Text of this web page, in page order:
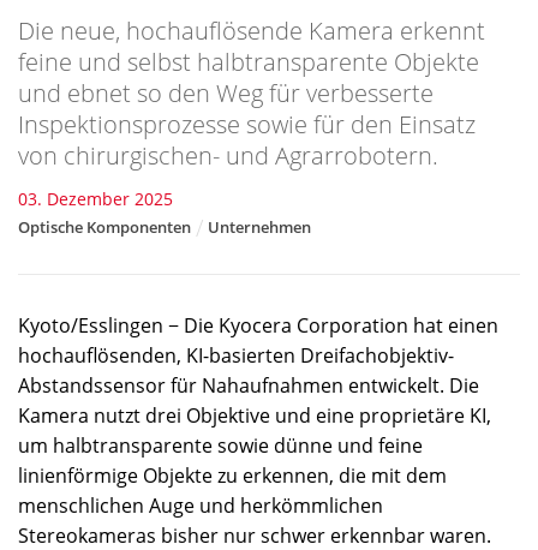
Die neue, hochauflösende Kamera erkennt
feine und selbst halbtransparente Objekte
und ebnet so den Weg für verbesserte
Inspektionsprozesse sowie für den Einsatz
von chirurgischen- und Agrarrobotern.
03. Dezember 2025
Optische Komponenten Unternehmen
Kyoto/Esslingen − Die Kyocera Corporation hat einen
hochauflösenden, KI-basierten Dreifachobjektiv-
Abstandssensor für Nahaufnahmen entwickelt. Die
Kamera nutzt drei Objektive und eine proprietäre KI,
um halbtransparente sowie dünne und feine
linienförmige Objekte zu erkennen, die mit dem
menschlichen Auge und herkömmlichen
Stereokameras bisher nur schwer erkennbar waren.